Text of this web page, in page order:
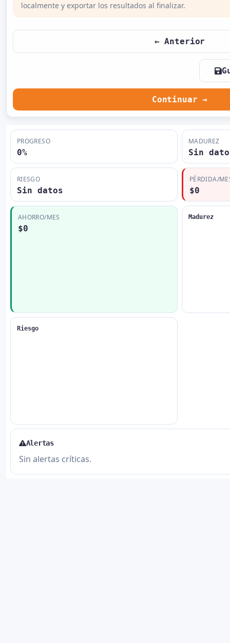
localmente y exportar los resultados al finalizar.
← Anterior
Continuar →
PROGRESO
0%
MADUREZ
Sin
RIESGO
Sin datos
PÉRDIDA/
$0
AHORRO/MES
$0
Madurez
Riesgo
Alertas
Sin alertas críticas.